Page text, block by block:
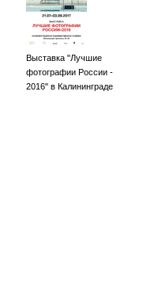
Выставка "Лучшие
фотографии России -
2016" в Калининграде